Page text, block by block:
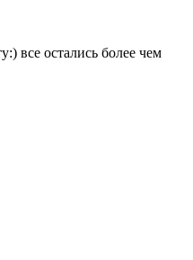
все остались более чем